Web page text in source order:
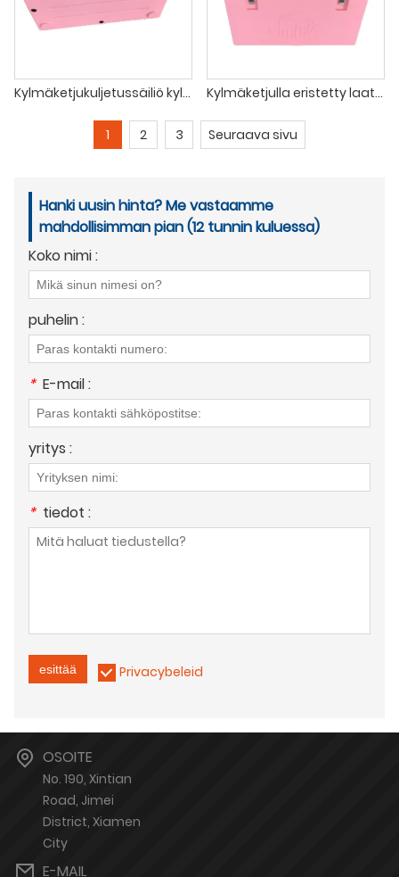
Kylmäketjukuljetussäiliö kylmälle ruoalle Kylmäketjulla eristetty laatikko rokotteen kantajalle
1 2 3 Seuraava sivu
Hanki uusin hinta? Me vastaamme
mahdollisimman pian (12 tunnin kuluessa)
Koko nimi :
puhelin :
* E-mail :
yritys :
* tiedot :
esittää Privacybeleid
OSOITE
No. 190, Xintian
Road, Jimei
District, Xiamen
City
E-MAIL